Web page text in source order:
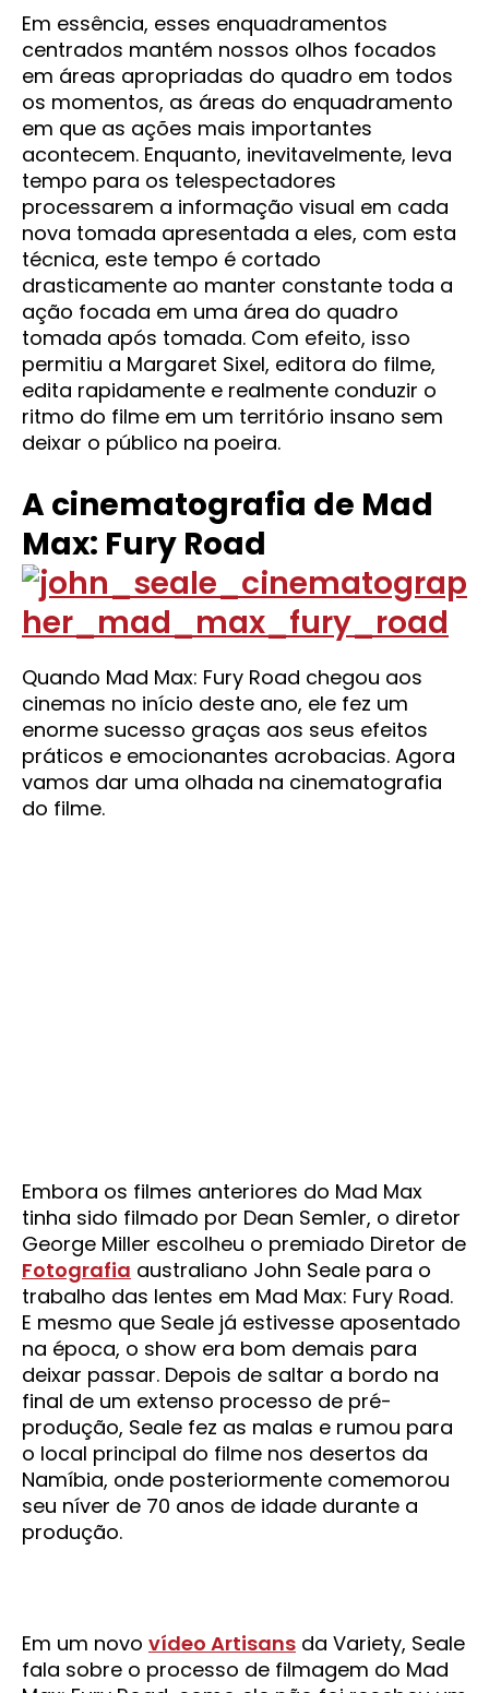
Em essência, esses enquadramentos
centrados mantém nossos olhos focados
em áreas apropriadas do quadro em todos
os momentos, as áreas do enquadramento
em que as ações mais importantes
acontecem. Enquanto, inevitavelmente, leva
tempo para os telespectadores
processarem a informação visual em cada
nova tomada apresentada a eles, com esta
técnica, este tempo é cortado
drasticamente ao manter constante toda a
ação focada em uma área do quadro
tomada após tomada. Com efeito, isso
permitiu a Margaret Sixel, editora do filme,
edita rapidamente e realmente conduzir o
ritmo do filme em um território insano sem
deixar o público na poeira.
A cinematografia de Mad
Max: Fury Road
Quando Mad Max: Fury Road chegou aos
cinemas no início deste ano, ele fez um
enorme sucesso graças aos seus efeitos
práticos e emocionantes acrobacias. Agora
vamos dar uma olhada na cinematografia
do filme.
Embora os filmes anteriores do Mad Max
tinha sido filmado por Dean Semler, o diretor
George Miller escolheu o premiado Diretor de
Fotografia australiano John Seale para o
trabalho das lentes em Mad Max: Fury Road.
E mesmo que Seale já estivesse aposentado
na época, o show era bom demais para
deixar passar. Depois de saltar a bordo na
final de um extenso processo de pré-
produção, Seale fez as malas e rumou para
o local principal do filme nos desertos da
Namíbia, onde posteriormente comemorou
seu níver de 70 anos de idade durante a
produção.
Em um novo vídeo Artisans da Variety, Seale
fala sobre o processo de filmagem do Mad